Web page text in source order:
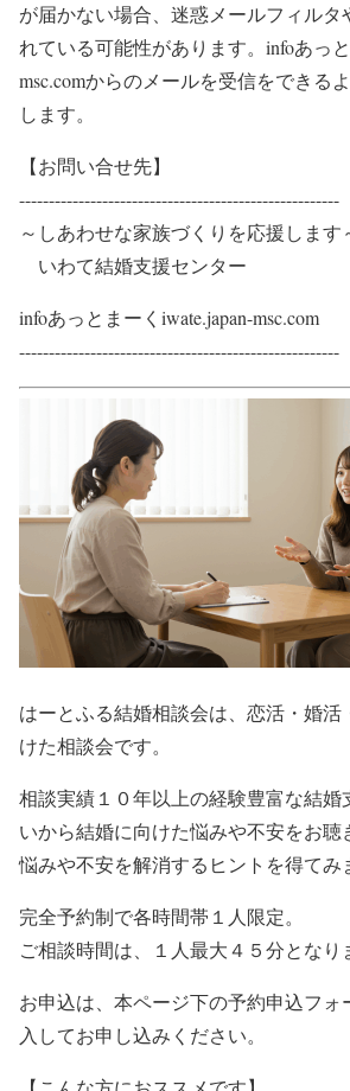
が届かない場合、迷惑メールフィルタ
れている可能性があります。infoあっ
msc.comからのメールを受信をできる
します。
【お問い合せ先】
------------------------------------------------------​​
～​しあわせな家族づくりを応援します
​ ​いわて結婚支援センター
infoあっとまーくiwate.japan-msc.com
​​​​​------------------------------------------------------​
はーとふる結婚相談会は、恋活・婚活
けた相談会です。
相談実績１０年以上の経験豊富な結婚
いから結婚に向けた悩みや不安をお聴
悩みや不安を解消するヒントを得てみ
完全予約制で各時間帯１人限定。
ご相談時間は、１人最大４５分となり
お申込は、本ページ下の予約申込フ
入してお申し込みください。